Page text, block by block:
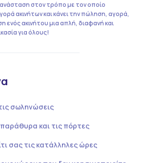
στον τρόπο με τον οποίο
ακινήτων και κάνει την πώληση, αγορά,
ενός ακινήτου μια απλή, διαφανή και
για όλους!
σωληνώσεις
και τις πόρτες
σας τις κατάλληλες ώρες